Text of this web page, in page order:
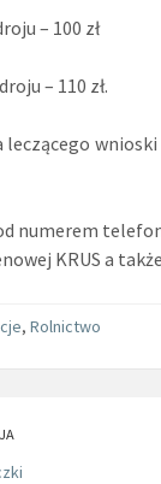
– 100 zł
– 110 zł.
numerem
KRUS a
, Rolnictwo